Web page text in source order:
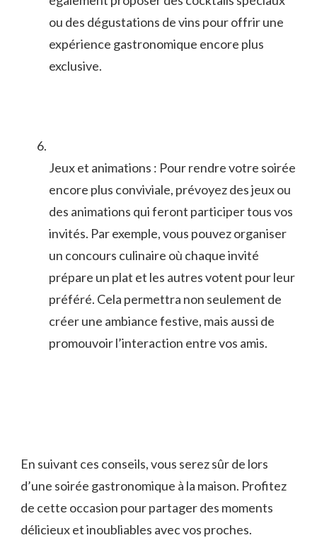
ou des dégustations de vins⁢ pour offrir une
expérience gastronomique encore plus
exclusive.
Jeux et animations : Pour rendre‌ votre soirée
encore plus conviviale, prévoyez des jeux ou
des animations ‌qui⁣ feront participer tous⁢ vos
invités. Par exemple, vous pouvez organiser
un concours culinaire où chaque invité
prépare un plat ⁢et les autres votent‌ pour leur
préféré. Cela permettra non seulement de
‍créer une ambiance festive, mais ⁣aussi de
promouvoir l’interaction entre vos​ amis.
En suivant ces conseils, vous serez sûr‍ de lors
d’une soirée gastronomique à la maison. Profitez
de cette occasion pour partager des moments
délicieux et inoubliables avec vos‌ proches.